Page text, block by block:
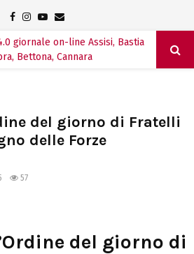
Facebook
Instagram
Youtube
Email
del giorno di Fratelli
delle Forze
57
del giorno di